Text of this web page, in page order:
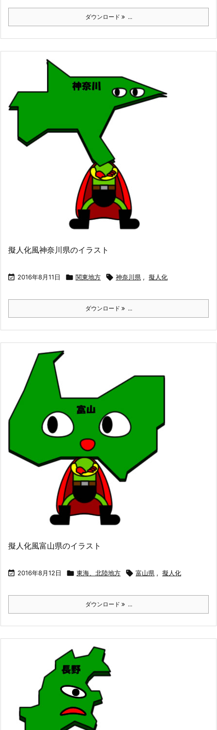
ダウンロード ...
擬人化風神奈川県のイラスト
 2016年8月11日  関東地方  神奈川県 , 擬人化
ダウンロード ...
擬人化風富山県のイラスト
 2016年8月12日  東海、北陸地方  富山県 , 擬人化
ダウンロード ...